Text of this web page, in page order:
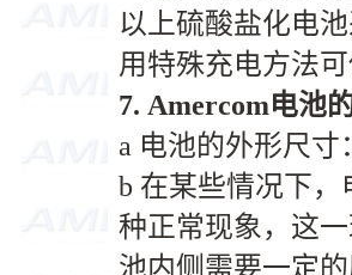
以上硫酸盐化电
用特殊充电方法
7. Amercom电池
a 电池的外形尺
b 在某些情况下
种正常现象，这
池内侧需要一定